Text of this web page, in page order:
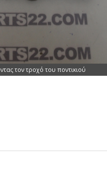
τον τροχό του ποντικιού